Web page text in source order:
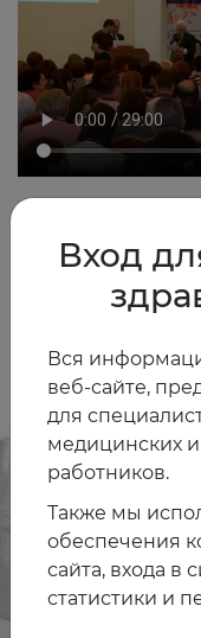
Другие
Вход
Вся
веб-сайте,
для
медицинских
работников.
Также мы
обеспечения
сайта, входа в
статистики и